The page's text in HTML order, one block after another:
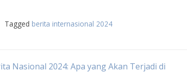
Tagged berita internasional 2024
Nasional 2024: Apa yang Akan Terjadi di